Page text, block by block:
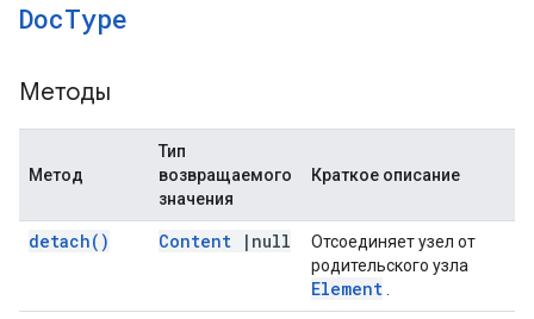
DocType
Методы
Метод
Тип
возвращаемого
значения
Краткое описание
detach( ) Content | null
Отсоединяет узел от
родительского узла
Element